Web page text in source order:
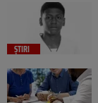
ȘTIRI